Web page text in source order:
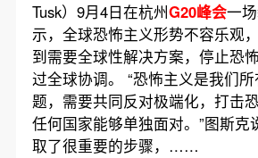
Tusk）9月4日在杭州G20峰会一
示，全球恐怖主义形势不容乐观，
到需要全球性解决方案，停止恐
过全球协调。 “恐怖主义是我们
题，需要共同反对极端化，打击
任何国家能够单独面对。”图斯克
取了很重要的步骤，……